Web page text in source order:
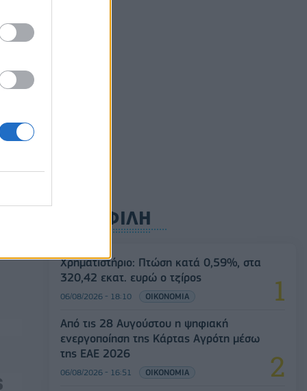
ΔΗΜΟΦΙΛΗ
Χρηματιστήριο: Πτώση κατά 0,59%, στα
320,42 εκατ. ευρώ ο τζίρος
06/08/2026 - 18:10 ΟΙΚΟΝΟΜΙΑ
Από τις 28 Αυγούστου η ψηφιακή
ενεργοποίηση της Κάρτας Αγρότη μέσω
της ΕΑΕ 2026
06/08/2026 - 16:51 ΟΙΚΟΝΟΜΙΑ